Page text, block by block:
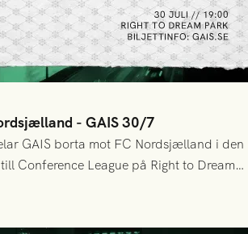
- GAIS 30/7
GAIS borta mot FC Nordsjælland i den
Conference League på Right to Dream
och ledarstaben har tagit ut följande